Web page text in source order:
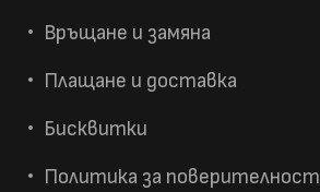
Връщане и замяна
Плащане и доставка
Бисквитки
Политика за поверителност